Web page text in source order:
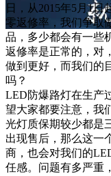
日，从2015年5月1
零返修率，我们争取
品，多少都会有一些
返修率是正常的，对
做到更好，而我们的
吗？
LED防爆路灯在生产
望大家都要注意，我
光灯质保期较少都是
出现售后，那么这一
商，也会对我们的
任感。问题有多严重